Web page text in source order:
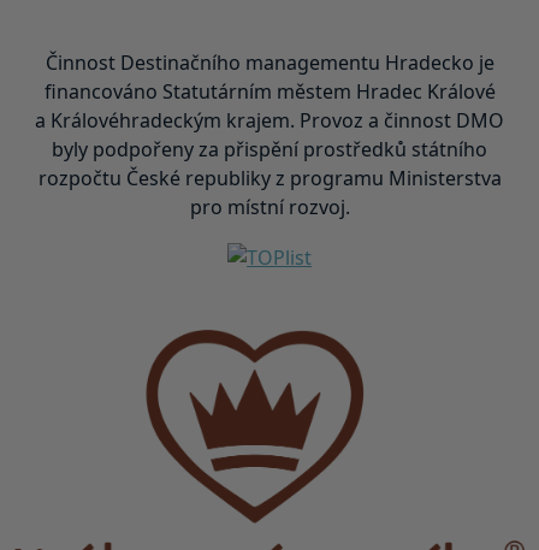
Činnost Destinačního managementu Hradecko je
financováno Statutárním městem Hradec Králové
a Královéhradeckým krajem. Provoz a činnost DMO
byly podpořeny za přispění prostředků státního
rozpočtu České republiky z programu Ministerstva
pro místní rozvoj.